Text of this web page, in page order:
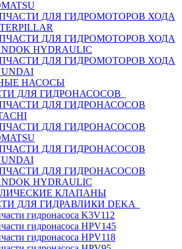
ДЛЯ ГИДРОМОТОРОВ ХОДА
ДЛЯ ГИДРОМОТОРОВ ХОДА
HYDRAULIC
ДЛЯ ГИДРОМОТОРОВ ХОДА
НАСОСЫ
ДЛЯ ГИДРОНАСОСОВ
ДЛЯ ГИДРОНАСОСОВ
ДЛЯ ГИДРОНАСОСОВ
ДЛЯ ГИДРОНАСОСОВ
ДЛЯ ГИДРОНАСОСОВ
HYDRAULIC
КЛАПАНЫ
ДЛЯ ГИДРАВЛИКИ DEKA
гидронасоса K3V112
гидронасоса HPV145
гидронасоса HPV118